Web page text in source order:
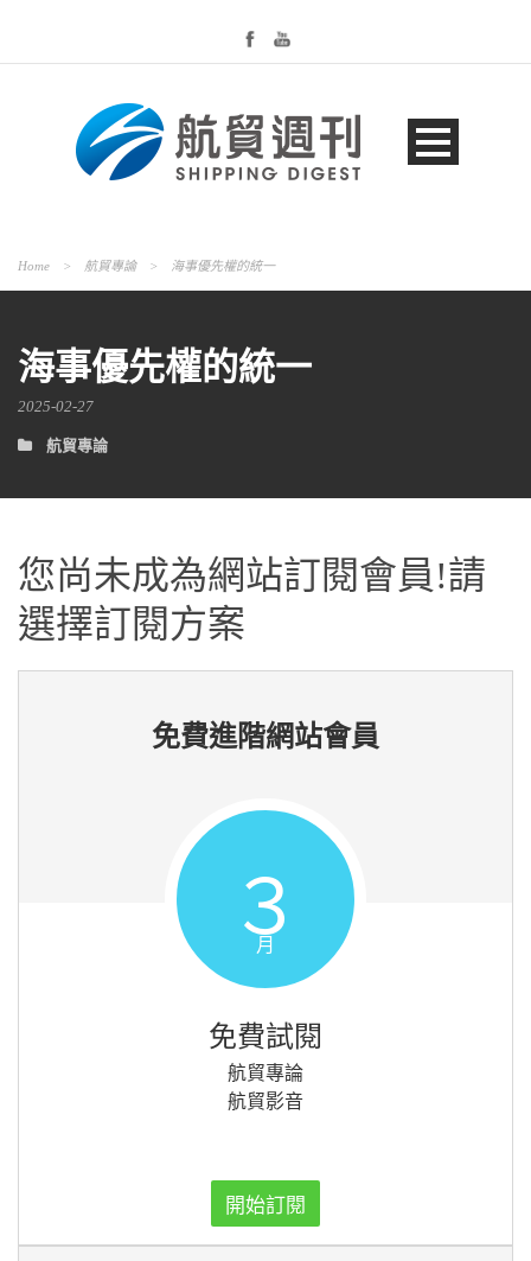
Home > 航貿專論 > 海事優先權的統一
海事優先權的統一
2025-02-27
航貿專論
您尚未成為網站訂閱會員!請
選擇訂閱方案
免費進階網站會員
３
月
免費試閱
航貿專論
航貿影音
開始訂閱